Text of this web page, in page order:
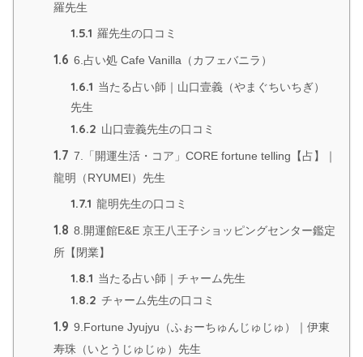
羅先生
1.5.1 羅先生の口コミ
1.6 6.占い処 Cafe Vanilla（カフェバニラ）
1.6.1 当たる占い師｜山口壹義（やまぐちいちぎ）
先生
1.6.2 山口壹義先生の口コミ
1.7 7.「開運生活・コア」CORE fortune telling【占】｜
龍明（RYUMEI）先生
1.7.1 龍明先生の口コミ
1.8 8.開運館E&E 京王八王子ショッピングセンター鑑定
所【閉業】
1.8.1 当たる占い師｜チャーム先生
1.8.2 チャーム先生の口コミ
1.9 9.Fortune Jyujyu（ふぉーちゅんじゅじゅ）｜伊東
寿珠（いとうじゅじゅ）先生